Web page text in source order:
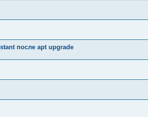
после apt upgrade